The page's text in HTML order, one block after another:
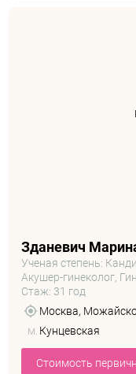
Зданевич
Ученая степень:
Акушер-гинеколог,
Стаж: 31 год
Москва,
м. Кунцевская
Стоимость